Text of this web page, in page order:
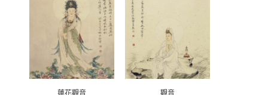
蓮花觀音 觀音